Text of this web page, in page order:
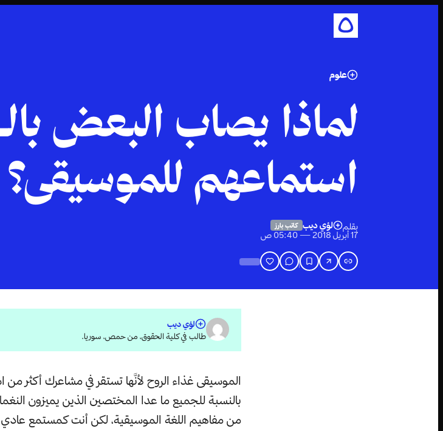
علوم
لماذا يصاب البعض
استماعهم للموسيقى؟
بقلم لؤي ديب كاتب بارز
17 أبريل 2018 — 05:40 ص
لؤي ديب
طالب في كلية الحقوق، من حمص، سوريا.
الموسيقى غذاء الروح لأنَّها تستقر في مشاعرك أكثر من
بالنسبة للجميع ما عدا المختصين الذين يميزون
من مفاهيم اللغة الموسيقية، لكن أنت كمستمع